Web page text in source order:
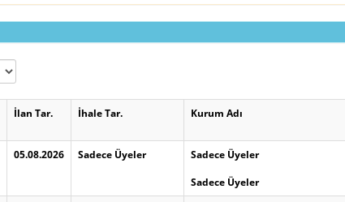
İlan Tar. İhale Tar. Kurum Adı
05.08.2026 Sadece Üyeler
Sadece Üyeler
Sadece Üyeler